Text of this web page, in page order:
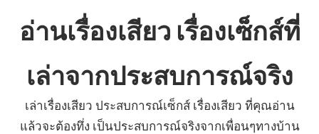
อ่านเรื่องเสียว เรื่องเซ็กส์ที่
เล่าจากประสบการณ์จริง
เล่าเรื่องเสียว ประสบการณ์เซ็กส์ เรื่องเสียว ที่คุณอ่าน
แล้วจะต้องทึ่ง เป็นประสบการณ์จริงจากเพื่อนๆทางบ้าน